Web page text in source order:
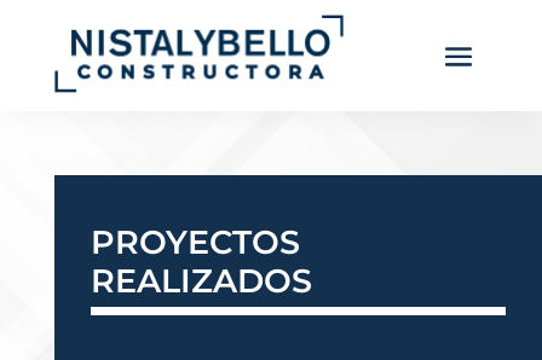
PROYECTOS
REALIZADOS